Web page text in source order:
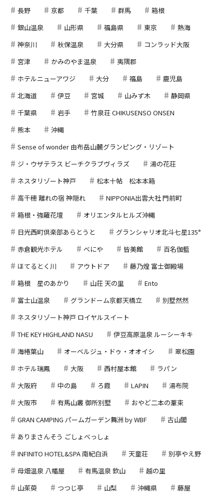
長野
京都 千葉 群馬
箱根
銀山温泉
山形県 福島県 東京
熱海
神奈川
秋保温泉 大分県
コンラッド大阪
宮津
かみのやま温泉
夷隅郡
ホテルニューアワジ
大分 福島
鹿児島
北海道
伊豆 宮城 山みず木
静岡県
千葉県
岩手
竹泉荘 CHIKUSENSO ONSEN
熊本
沖縄
Sense of wonder 由布岳山麓グランピング・リゾート
ジ・ウザテラス ビーチクラブヴィラズ
湯の花荘
ネスタリゾート神戸
松本十帖 松本本箱
高千穂 離れの宿 神隠れ
NIPPONIA出雲大社 門前町
箱根・強羅花壇
オリエンタルヒルズ沖縄
日光西町倶楽部あらとうと
グランシャリオ北斗七星135°
赤倉観光ホテル
べにや 皆美館
百名伽藍
ほてるとく川
アウトドア
藤乃煌 富士御殿場
箱根 星のあかり
山荘 天の里
Ento
富士山温泉
グランドーム京都天橋立
別墅然然
ネスタリゾート神戸 ロイヤルスイート
THE KEY HIGHLAND NASU
伊豆高原温泉 ルーシーキキ
海椿葉山
オーベルジュ・ドゥ・オオイシ
翠松園
ホテル瑞鳳
大阪 西村屋本館
ラパン
大阪府
中の島 ろ霞 LAPIN
湯布院
大阪市
有馬山叢 御所別墅
おやど二本の葦束
GRAN CAMPING パームガーデン舞洲 by WBF
古山閣
ありまさんそう ごしょべっしょ
INFINITO HOTEL&SPA 南紀白浜
天童荘
別亭やえ野
母畑温泉 八幡屋
有馬温泉 欽山
越の里
山茱萸
つつじ亭 山梨 沖縄県
藤屋